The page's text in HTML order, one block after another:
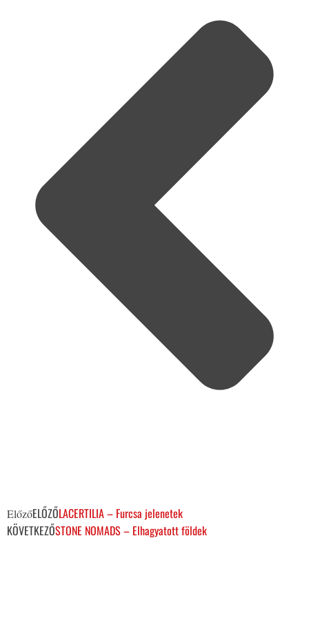
ElőzőELŐZŐLACERTILIA – Furcsa jelenetek
KÖVETKEZŐSTONE NOMADS – Elhagyatott földek